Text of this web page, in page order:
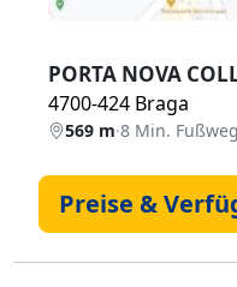
PORTA NOVA
4700-424 Braga
569 m·8 Min. Fußweg
Preise &